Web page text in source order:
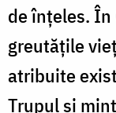
de înțeles.
greutățile
atribuite
Trupul și